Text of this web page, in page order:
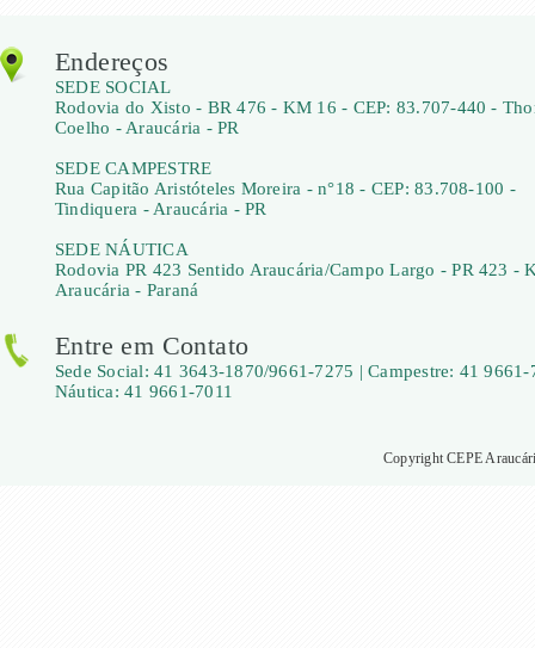
Endereços
SEDE SOCIAL
Rodovia do Xisto - BR 476 - KM 16 - CEP: 83.707-440 -
Coelho - Araucária - PR
SEDE CAMPESTRE
Rua Capitão Aristóteles Moreira - n°18 - CEP: 83.708-100 -
Tindiquera - Araucária - PR
SEDE NÁUTICA
Rodovia PR 423 Sentido Araucária/Campo Largo - PR 423 -
Araucária - Paraná
Entre em Contato
Sede Social: 41 3643-1870/9661-7275 | Campestre: 41 9661-
Náutica: 41 9661-7011
Copyright CEPE